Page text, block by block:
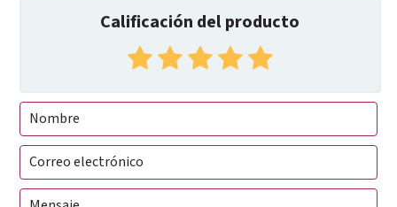
Calificación del producto